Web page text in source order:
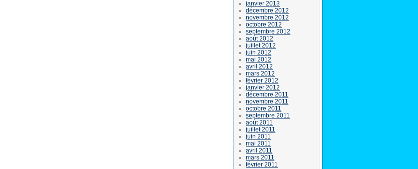
janvier 2013
décembre 2012
novembre 2012
octobre 2012
septembre 2012
août 2012
juillet 2012
juin 2012
mai 2012
avril 2012
mars 2012
février 2012
janvier 2012
décembre 2011
novembre 2011
octobre 2011
septembre 2011
août 2011
juillet 2011
juin 2011
mai 2011
avril 2011
mars 2011
février 2011